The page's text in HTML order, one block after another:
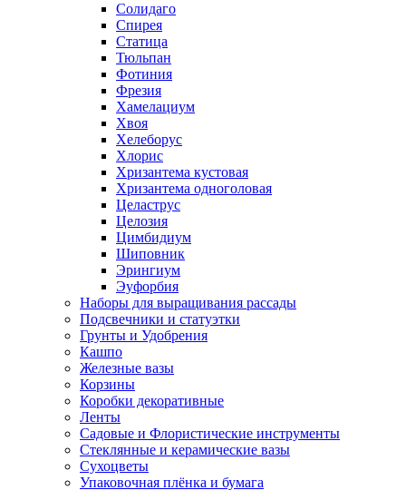
Солидаго
Спирея
Статица
Тюльпан
Фотиния
Фрезия
Хамелациум
Хвоя
Хелеборус
Хлорис
Хризантема кустовая
Хризантема одноголовая
Целаструс
Целозия
Цимбидиум
Шиповник
Эрингиум
Эуфорбия
Наборы для выращивания рассады
Подсвечники и статуэтки
Грунты и Удобрения
Кашпо
Железные вазы
Корзины
Коробки декоративные
Ленты
Садовые и Флористические инструменты
Стеклянные и керамические вазы
Сухоцветы
Упаковочная плёнка и бумага